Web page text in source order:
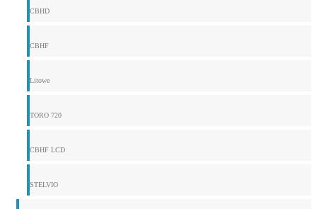
CBHD
CBHF
Litowe
TORO 720
CBHF LCD
STELVIO